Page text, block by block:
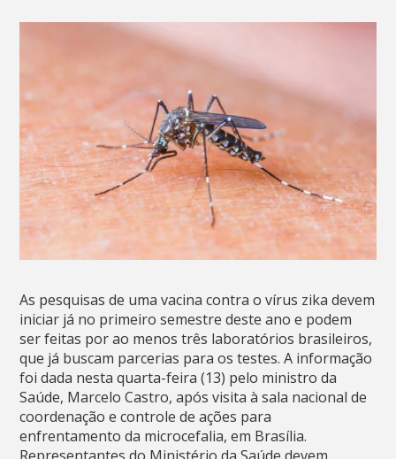
As pesquisas de uma vacina contra o vírus zika devem
iniciar já no primeiro semestre deste ano e podem
ser feitas por ao menos três laboratórios brasileiros,
que já buscam parcerias para os testes. A informação
foi dada nesta quarta-feira (13) pelo ministro da
Saúde, Marcelo Castro, após visita à sala nacional de
coordenação e controle de ações para
enfrentamento da microcefalia, em Brasília.